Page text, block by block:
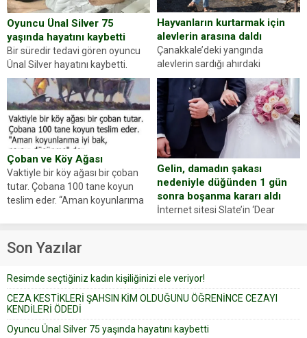
Oyuncu Ünal Silver 75
yaşında hayatını kaybetti
Bir süredir tedavi gören oyuncu
Ünal Silver hayatını kaybetti.
Haberi, oyuncunun menajerlik
ajansı duyurdu. Renda Güner,
sosyal medya hesabında “Usta
Oyuncumuz ve çok değerli
dostumuz...
Hayvanların kurtarmak için
alevlerin arasına daldı
Çanakkale’deki yangında
alevlerin sardığı ahırdaki
hayvanlarını kurtarmak isteyen
Zeki Demir (66) ölümden döndü.
Yüzünde ve ellerinde yanıklar
oluşan Demir, kâbus dolu anları
anlattı… Merkeze bağlı...
Çoban ve Köy Ağası
Vaktiyle bir köy ağası bir çoban
tutar. Çobana 100 tane koyun
teslim eder. “Aman koyunlarıma
Gelin, damadın şakası
nedeniyle düğünden 1 gün
sonra boşanma kararı aldı
İnternet sitesi Slate’in ‘Dear
Prudence’ isimli tavsiye köşesine
yapıştırdığı için düğünden...
Son Yazılar
Resimde seçtiğiniz kadın kişiliğinizi ele veriyor!
CEZA KESTİKLERİ ŞAHSIN KİM OLDUĞUNU ÖĞRENİNCE CEZAYI
KENDİLERİ ÖDEDİ
Oyuncu Ünal Silver 75 yaşında hayatını kaybetti